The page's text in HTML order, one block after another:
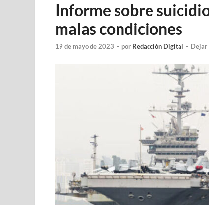
Informe sobre
malas condiciones
19 de mayo de 2023 - por Redacción Digital - Dejar